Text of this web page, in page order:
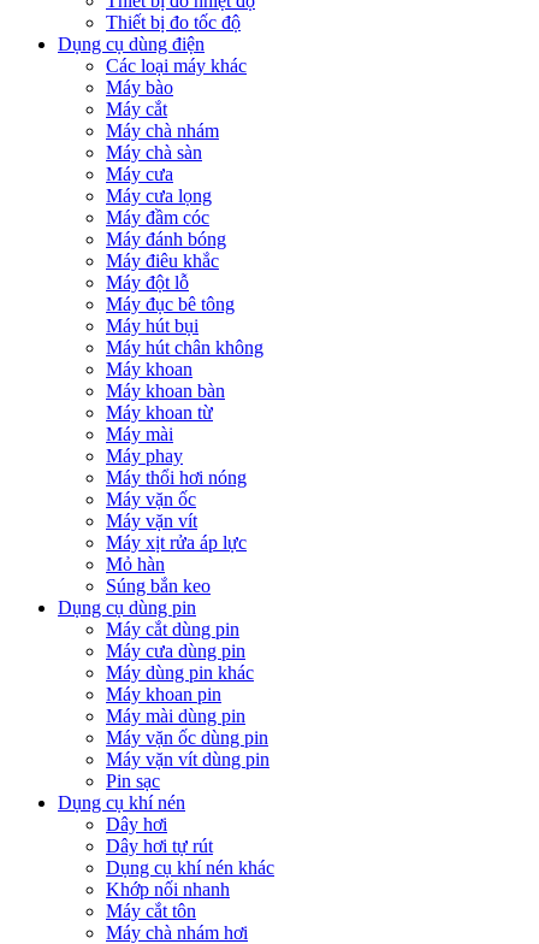
Thiết bị đo tốc độ
Dụng cụ dùng điện
Các loại máy khác
Máy bào
Máy cắt
Máy chà nhám
Máy chà sàn
Máy cưa
Máy cưa lọng
Máy đầm cóc
Máy đánh bóng
Máy điêu khắc
Máy đột lỗ
Máy đục bê tông
Máy hút bụi
Máy hút chân không
Máy khoan
Máy khoan bàn
Máy khoan từ
Máy mài
Máy phay
Máy thổi hơi nóng
Máy vặn ốc
Máy vặn vít
Máy xịt rửa áp lực
Mỏ hàn
Súng bắn keo
Dụng cụ dùng pin
Máy cắt dùng pin
Máy cưa dùng pin
Máy dùng pin khác
Máy khoan pin
Máy mài dùng pin
Máy vặn ốc dùng pin
Máy vặn vít dùng pin
Pin sạc
Dụng cụ khí nén
Dây hơi
Dây hơi tự rút
Dụng cụ khí nén khác
Khớp nối nhanh
Máy cắt tôn
Máy chà nhám hơi